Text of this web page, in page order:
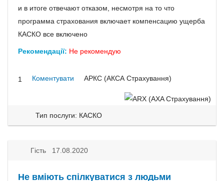
и в итоге отвечают отказом, несмотря на то что
программа страхования включает компенсацию ущерба
КАСКО все включено
Рекомендації: Не рекомендую
1 Коментувати АРКС (АКСА Страхування)
Тип послуги: КАСКО
Гість 17.08.2020
Не вміють спілкуватися з людьми